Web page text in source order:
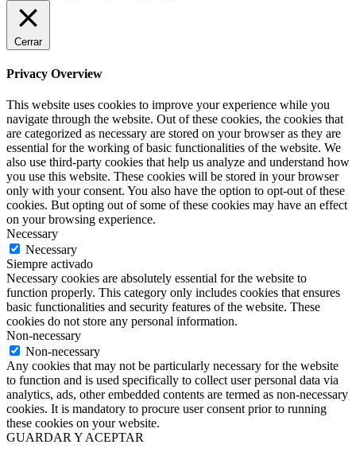
Cerrar
Privacy Overview
This website uses cookies to improve your experience while you
navigate through the website. Out of these cookies, the cookies that
are categorized as necessary are stored on your browser as they are
essential for the working of basic functionalities of the website. We
also use third-party cookies that help us analyze and understand how
you use this website. These cookies will be stored in your browser
only with your consent. You also have the option to opt-out of these
cookies. But opting out of some of these cookies may have an effect
on your browsing experience.
Necessary
Necessary
Siempre activado
Necessary cookies are absolutely essential for the website to
function properly. This category only includes cookies that ensures
basic functionalities and security features of the website. These
cookies do not store any personal information.
Non-necessary
Non-necessary
Any cookies that may not be particularly necessary for the website
to function and is used specifically to collect user personal data via
analytics, ads, other embedded contents are termed as non-necessary
cookies. It is mandatory to procure user consent prior to running
these cookies on your website.
GUARDAR Y ACEPTAR